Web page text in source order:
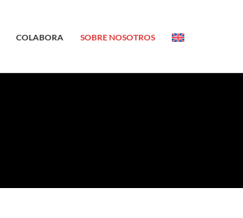
COLABORA SOBRE NOSOTROS